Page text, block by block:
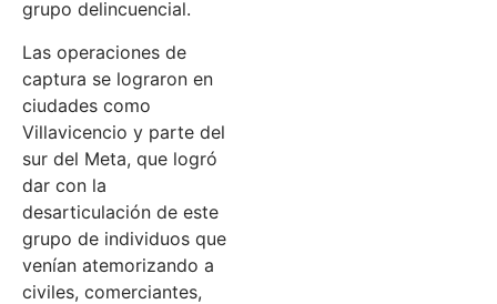
grupo delincuencial.
Las operaciones de
captura se lograron en
ciudades como
Villavicencio y parte del
sur del Meta, que logró
dar con la
desarticulación de este
grupo de individuos que
venían atemorizando a
civiles, comerciantes,